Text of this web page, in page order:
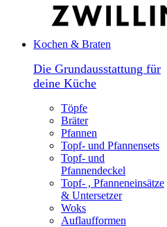
Kochen & Braten
Die Grundausstattung für
deine Küche
Töpfe
Bräter
Pfannen
Topf- und Pfannensets
Topf- und
Pfannendeckel
Topf- , Pfanneneinsätze
& Untersetzer
Woks
Auflaufformen